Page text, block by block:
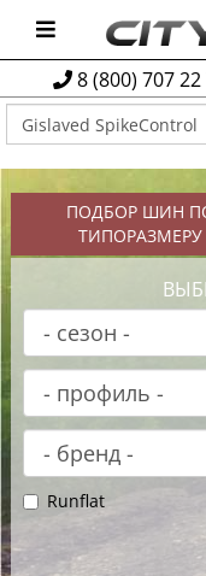
8 (800) 707 22
ПОДБОР ШИН
ТИПОРАЗМЕРУ
Runflat